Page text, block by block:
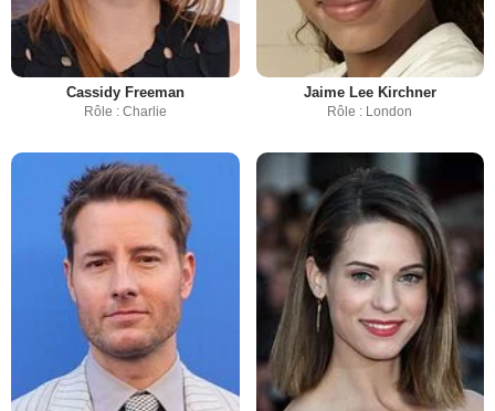
Cassidy Freeman
Rôle : Charlie
Jaime Lee Kirchner
Rôle : London